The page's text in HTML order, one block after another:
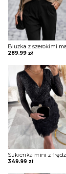
289.99 zł
349.99 zł